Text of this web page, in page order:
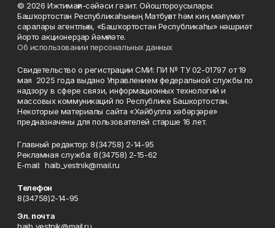
© 2026 Ижтимағи-сәйәси гәзит. Ойоштороусылары:
Башҡортостан Республикаһының Матбуғат һәм киң мәғлүмәт
саралары агентлығы, «Башҡортостан Республикаһы» нәшриәт
йорто акционерҙар йәмғиәте.
Об использовании персональных данных
Свидетельство о регистрации СМИ: ПИ № ТУ 02-01797 от 19
мая 2025 года выдано Управлением федеральной службы по
надзору в сфере связи, информационных технологий и
массовых коммуникаций по Республике Башкортостан.
Некоторые материалы сайта «Хәйбулла хәбәрҙәре»
предназначены для пользователей старше 16 лет.
Главный редактор: 8(34758) 2-14-95
Рекламная служба: 8(34758) 2-15-62
Е-mаil: haib_vestnik@mail.ru
Телефон
8(34758)2-14-95
Эл. почта